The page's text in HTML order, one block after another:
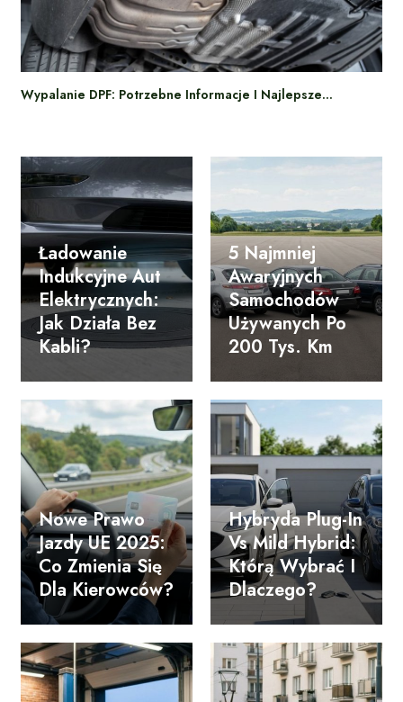
Wypalanie DPF: Potrzebne Informacje I Najlepsze…
Ładowanie
Indukcyjne Aut
Elektrycznych:
Jak Działa Bez
Kabli?
5 Najmniej
Awaryjnych
Samochodów
Używanych Po
200 Tys. Km
Nowe Prawo
Jazdy UE 2025:
Co Zmienia Się
Dla Kierowców?
Hybryda Plug-In
Vs Mild Hybrid:
Którą Wybrać I
Dlaczego?